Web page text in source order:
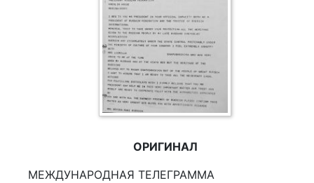
ОРИГИНАЛ
МЕЖДУНАРОДНАЯ ТЕЛЕГРАММА